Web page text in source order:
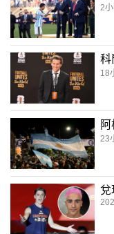
2
科
18
23
兌